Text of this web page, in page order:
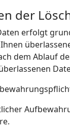
der
erfolgt
dem Ablauf